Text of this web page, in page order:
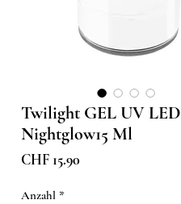
Twilight GEL UV LED
Nightglow15 Ml
CHF 15.90
Anzahl *